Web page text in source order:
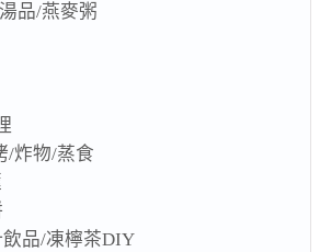
品/燕麥粥
/炸物/蒸食
品/凍檸茶DIY